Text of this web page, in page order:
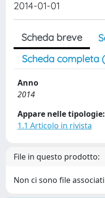
2014-01-01
Scheda breve
Scheda completa
Anno
2014
Appare nelle tipologie:
1.1 Articolo in rivista
File in questo prodotto:
Non ci sono file